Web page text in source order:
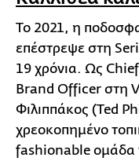
Το 2021, η
επέστρεψε στη
19 χρόνια. Ως
Brand Officer στη
Φιλιππάκος (Ted
χρεοκοπημένο
fashionable ομάδα